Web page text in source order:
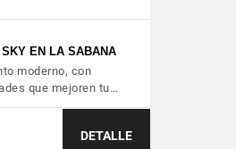
EN LA SABANA
moderno, con
que mejoren tu…
DETALLE